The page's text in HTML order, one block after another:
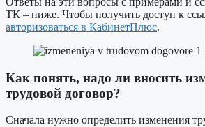
ТК – ниже. Чтобы получить доступ к
авторизоваться в КабинетПлюс.
Как понять, надо ли вносить
трудовой договор?
Сначала нужно определить изменения